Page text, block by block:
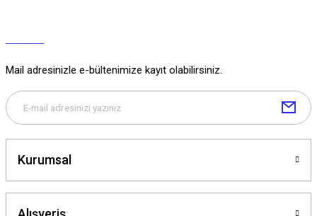
Mail adresinizle e-bültenimize kayıt olabilirsiniz.
Kurumsal